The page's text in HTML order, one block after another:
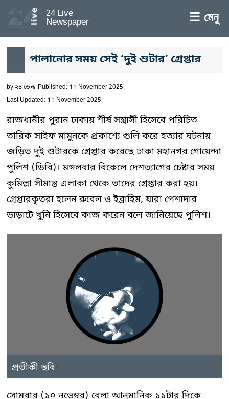
24 Live
Newspaper ☰ মেনু
পালানোর সময় সেই ‘দুই শুটার’ গ্রেপ্তার
by২৪ ডেস্ক Published: 11 November 2025
Last Updated: 11 November 2025
রাজধানীর পুরান ঢাকায় শীর্ষ সন্ত্রাসী হিসেবে পরিচিত
তারিক সাইফ মামুনকে প্রকাশ্যে গুলি করে হত্যার ঘটনায়
জড়িত দুই শুটারকে গ্রেপ্তার করেছে ঢাকা মহানগর গোয়েন্দা
পুলিশ (ডিবি)। মঙ্গলবার বিকেলে দেশত্যাগের চেষ্টার সময়
কুমিল্লা সীমান্ত এলাকা থেকে তাদের গ্রেপ্তার করা হয়।
গ্রেপ্তারকৃতরা হলেন রুবেল ও ইব্রাহিম, যারা পেশাদার
ভাড়াটে খুনি হিসেবে কাজ করেন বলে জানিয়েছে পুলিশ।
প্রতীকী ছবি
সোমবার (১০ নভেম্বর) বেলা আনুমানিক ১১টার দিকে